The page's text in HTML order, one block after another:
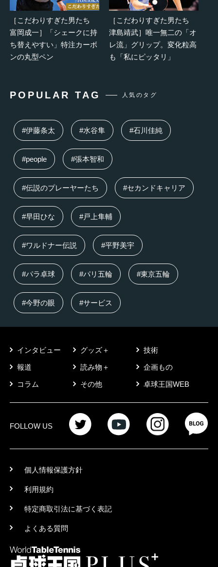
［こだわりすぎた男たち
富岡成一］「シェークに持
ち替えやすい」特注カーボ
ンの丸型ペン
［こだわりすぎた男たち
津島靖武］唯一無二の「オ
レ流」グリップ。変化粒高
も「私にピッタリ」
POPULAR TAG 人気のタグ
#伊藤条太 #水谷隼 #石川佳純
#people #張本智和
#伝説のプレーヤーたち #セカンドキャリア
#早田ひな #戸上隼輔
#ワルドナー伝説 #平野美宇
#パラ卓球 #パリ五輪 #東京五輪
#今野の眼 #サービス
インタビュー グッズ＋ 技術
報道 読み物＋ 企画もの
コラム その他 卓球王国WEB
FOLLOW US
個人情報保護方針
利用規約
特定商取引法に基づく表記
よくある質問